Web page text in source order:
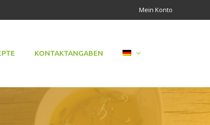
Mein Konto
KONTAKTANGABEN